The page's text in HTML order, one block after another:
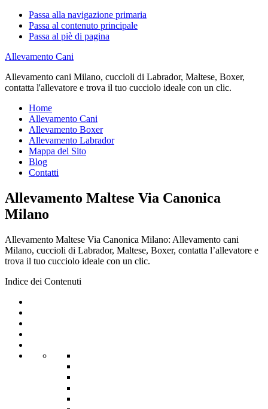
Passa alla navigazione primaria
Passa al contenuto principale
Passa al piè di pagina
Allevamento Cani
Allevamento cani Milano, cuccioli di Labrador, Maltese, Boxer,
contatta l'allevatore e trova il tuo cucciolo ideale con un clic.
Home
Allevamento Cani
Allevamento Boxer
Allevamento Labrador
Mappa del Sito
Blog
Contatti
Allevamento Maltese Via Canonica
Milano
Allevamento Maltese Via Canonica Milano: Allevamento cani
Milano, cuccioli di Labrador, Maltese, Boxer, contatta l’allevatore e
trova il tuo cucciolo ideale con un clic.
Indice dei Contenuti